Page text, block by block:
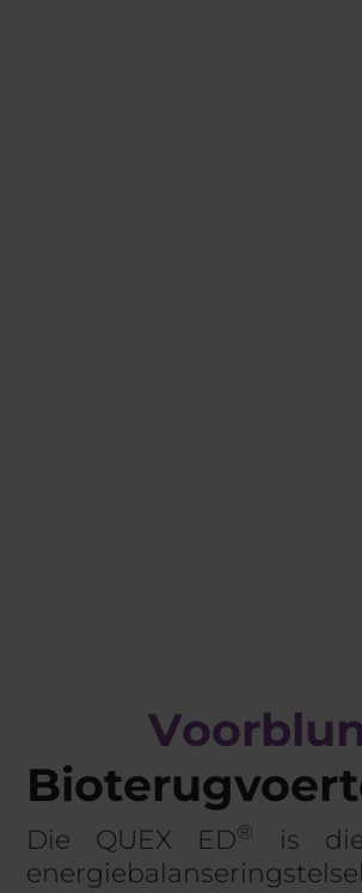
Voorblu
Die QUEX ED®
is